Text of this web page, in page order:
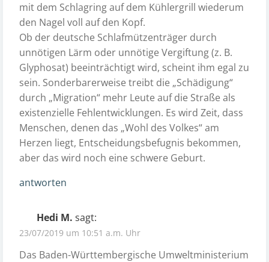
mit dem Schlagring auf dem Kühlergrill wiederum
den Nagel voll auf den Kopf.
Ob der deutsche Schlafmützenträger durch
unnötigen Lärm oder unnötige Vergiftung (z. B.
Glyphosat) beeinträchtigt wird, scheint ihm egal zu
sein. Sonderbarerweise treibt die „Schädigung“
durch „Migration“ mehr Leute auf die Straße als
existenzielle Fehlentwicklungen. Es wird Zeit, dass
Menschen, denen das „Wohl des Volkes“ am
Herzen liegt, Entscheidungsbefugnis bekommen,
aber das wird noch eine schwere Geburt.
antworten
Hedi M. sagt:
23/07/2019 um 10:51 a.m. Uhr
Das Baden-Württembergische Umweltministerium